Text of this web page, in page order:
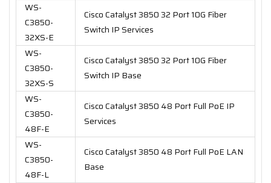
WS-
C3850-
32XS-E
Cisco Catalyst 3850 32 Port 10G Fiber
Switch IP Services
WS-
C3850-
32XS-S
Cisco Catalyst 3850 32 Port 10G Fiber
Switch IP Base
WS-
C3850-
48F-E
Cisco Catalyst 3850 48 Port Full PoE IP
Services
WS-
C3850-
48F-L
Cisco Catalyst 3850 48 Port Full PoE LAN
Base